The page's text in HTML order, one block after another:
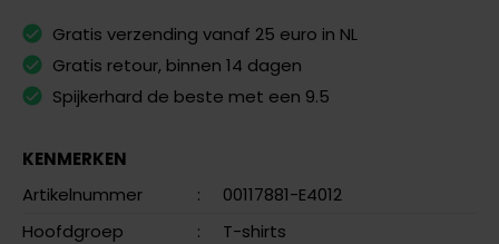
Gratis verzending vanaf 25 euro in NL
Gratis retour, binnen 14 dagen
Spijkerhard de beste met een 9.5
KENMERKEN
Artikelnummer
:
00117881-E4012
Hoofdgroep
:
T-shirts